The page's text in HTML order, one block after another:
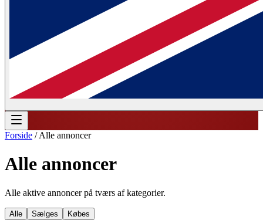
Forside /Alle annoncer
Alle annoncer
Alle aktive annoncer på tværs af kategorier.
Alle Sælges Købes